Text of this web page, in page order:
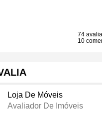
74
10
Loja De Móveis
Avaliador De Imóveis